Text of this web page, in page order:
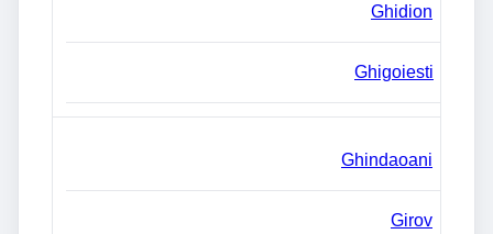
Ghidion
Ghigoiesti
Ghindaoani
Girov